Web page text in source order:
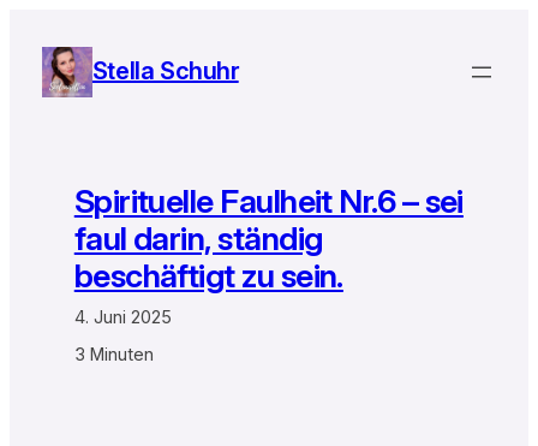
Inhalt
springen
Stella Schuhr
Spirituelle Faulheit Nr.6 – sei
faul darin, ständig
beschäftigt zu sein.
4. Juni 2025
3 Minuten